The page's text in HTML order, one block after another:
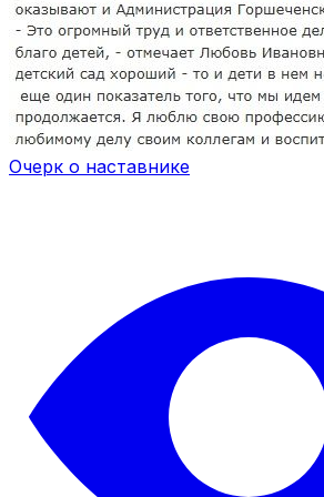
Очерк о наставнике